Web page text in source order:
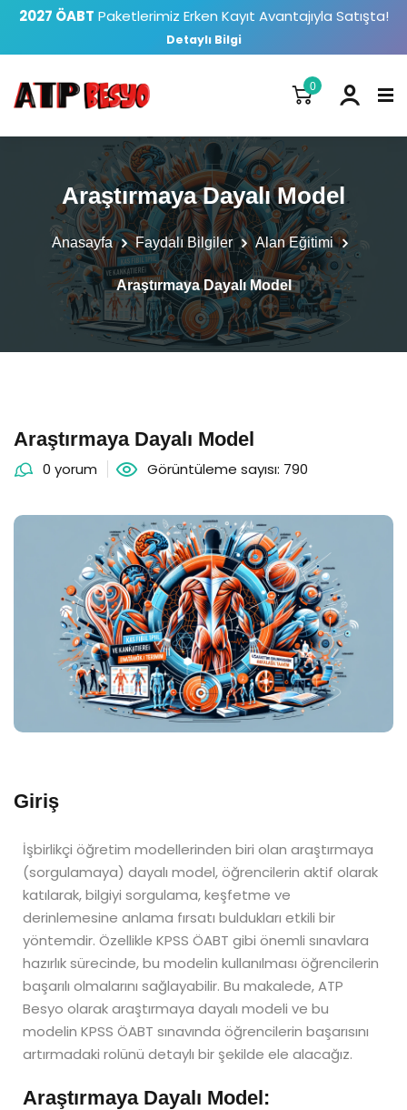
2027 ÖABT Paketlerimiz Erken Kayıt Avantajıyla Satışta!
Detaylı Bilgi
0
Araştırmaya Dayalı Model
Anasayfa Faydalı Bilgiler Alan Eğitimi
Araştırmaya Dayalı Model
Araştırmaya Dayalı Model
0 yorum Görüntüleme sayısı: 790
Giriş
İşbirlikçi öğretim modellerinden biri olan araştırmaya
(sorgulamaya) dayalı model, öğrencilerin aktif olarak
katılarak, bilgiyi sorgulama, keşfetme ve
derinlemesine anlama fırsatı buldukları etkili bir
yöntemdir. Özellikle KPSS ÖABT gibi önemli sınavlara
hazırlık sürecinde, bu modelin kullanılması öğrencilerin
başarılı olmalarını sağlayabilir. Bu makalede, ATP
Besyo olarak araştırmaya dayalı modeli ve bu
modelin KPSS ÖABT sınavında öğrencilerin başarısını
artırmadaki rolünü detaylı bir şekilde ele alacağız.
Araştırmaya Dayalı Model: